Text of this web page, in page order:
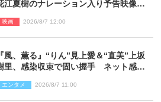
江夏樹のナレーション入り予告映像解
！」
映画 2026/8/7 12:00
『風、薫る』“りん”見上愛＆“直美”上坂
里、感染収束で固い握手 ネット感動
エンタメ 2026/8/7 11:00